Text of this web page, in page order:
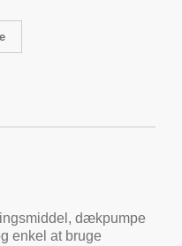
dækpumpe
enkel at bruge